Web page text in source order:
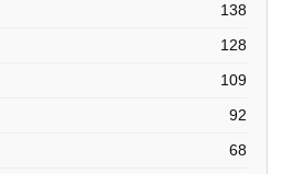
138
128
109
92
68